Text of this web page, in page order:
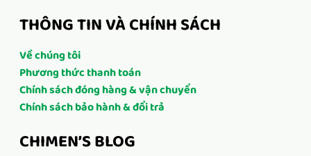
THÔNG TIN VÀ CHÍNH SÁCH
Về chúng tôi
Phương thức thanh toán
Chính sách đóng hàng & vận chuyển
Chính sách bảo hành & đổi trả
CHIMEN’S BLOG